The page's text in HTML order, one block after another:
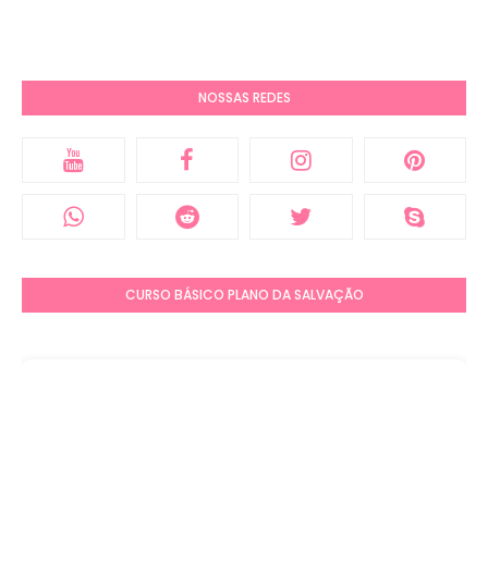
NOSSAS REDES
CURSO BÁSICO PLANO DA SALVAÇÃO